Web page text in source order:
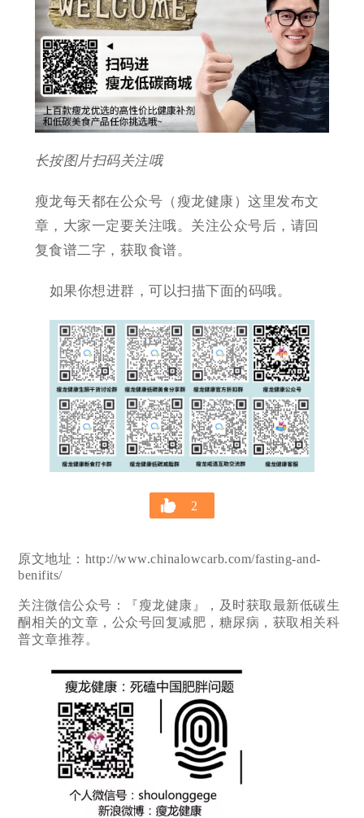
长按图片扫码关注哦
瘦龙每天都在公众号（瘦龙健康）这里发布文
章，大家一定要关注哦。关注公众号后，请回
复食谱二字，获取食谱。
如果你想进群，可以扫描下面的码哦。
2
原文地址：http://www.chinalowcarb.com/fasting-and-
benifits/
关注微信公众号：『瘦龙健康』，及时获取最新低碳生
酮相关的文章，公众号回复减肥，糖尿病，获取相关科
普文章推荐。